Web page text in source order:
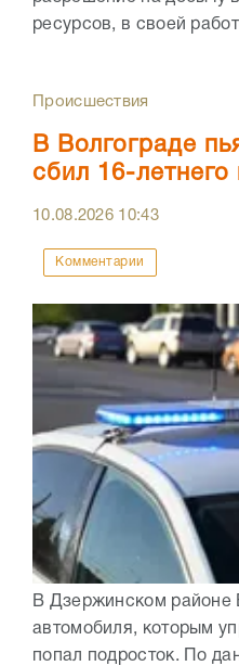
ресурсов, в своей
Происшествия
В Волгограде
сбил 16-летнего
10.08.2026 10:43
Комментарии
В Дзержинском районе
автомобиля, которым
попал подросток. По